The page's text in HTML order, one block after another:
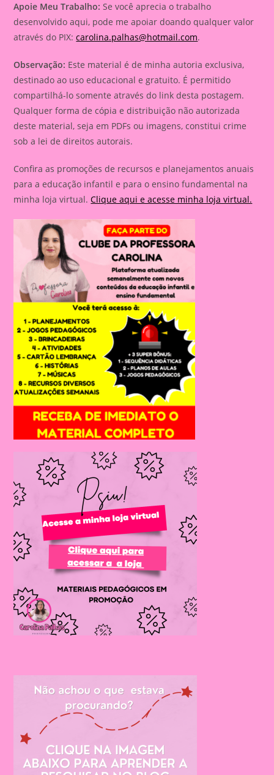
Apoie Meu Trabalho: Se você aprecia o trabalho
desenvolvido aqui, pode me apoiar doando qualquer valor
através do PIX:carolina.palhas@hotmail.com.
Observação: Este material é de minha autoria exclusiva,
destinado ao uso educacional e gratuito. É permitido
compartilhá-lo somente através do link desta postagem.
Qualquer forma de cópia e distribuição não autorizada
deste material, seja em PDFs ou imagens, constitui crime
sob a lei de direitos autorais.
Confira as promoções de recursos e planejamentos anuais
para a educação infantil e para o ensino fundamental na
minha loja virtual.Clique aqui e acesse minha loja virtual.